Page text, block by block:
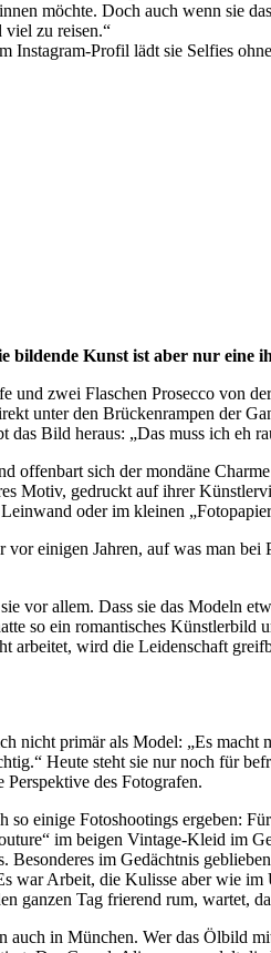
möchte. Doch auch wenn sie
viel zu reisen.“
Profil lädt sie Selfies
Kunst ist aber nur
zwei Flaschen Prosecco von
unter den Brückenrampen der
Bild heraus: „Das muss ich eh
sich der mondäne
Motiv, gedruckt auf ihrer
oder im kleinen
einigen Jahren, auf was man bei
allem. Dass sie das Modeln
so ein romantisches Künstlerbild
wird die Leidenschaft
nicht primär als Model: „Es
Heute steht sie nur noch für
des Fotografen.
einige Fotoshootings ergeben:
im beigen Vintage-Kleid im
im Gedächtnis
war Arbeit, die Kulisse aber wie
Tag frierend rum, wartet,
in München. Wer das Ölbild